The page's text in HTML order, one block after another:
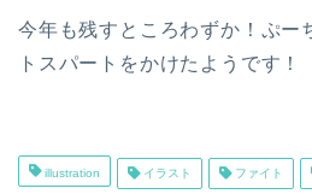
今年も残すところわずか！ぷー
トスパートをかけたようです！
illustration イラスト ファイト